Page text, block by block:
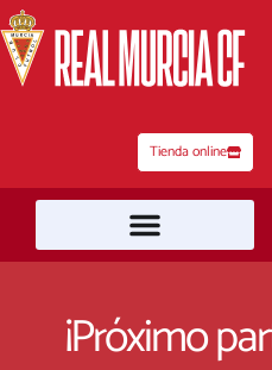
al
contenido
Tienda online
¡Próximo